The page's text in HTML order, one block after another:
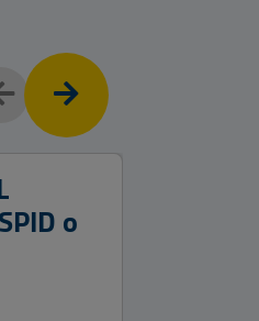
o